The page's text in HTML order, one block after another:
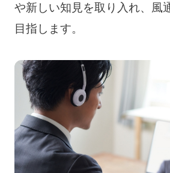
や新しい知見を取り入れ、風
目指します。